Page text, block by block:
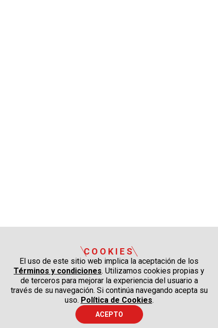
COOKIES
El uso de este sitio web implica la aceptación de los
Términos y condiciones. Utilizamos cookies propias y
de terceros para mejorar la experiencia del usuario a
través de su navegación. Si continúa navegando acepta su
uso. Política de Cookies.
ACEPTO